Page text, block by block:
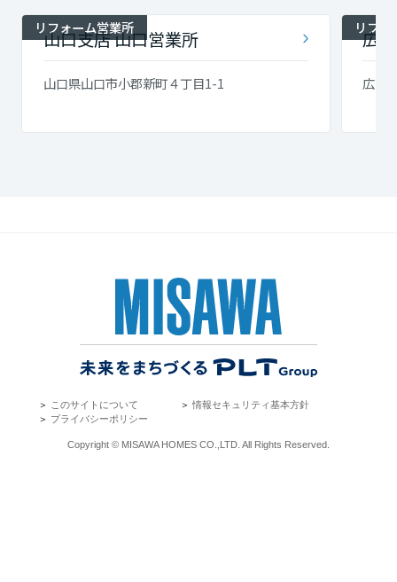
リフォーム営業所
山口支店 山口営業所
山口県山口市小郡新町４丁目1-1
リフ
広
広島
＞ このサイトについて ＞情報セキュリティ基本方針
＞ プライバシーポリシー
Copyright © MISAWA HOMES CO.,LTD. All Rights Reserved.